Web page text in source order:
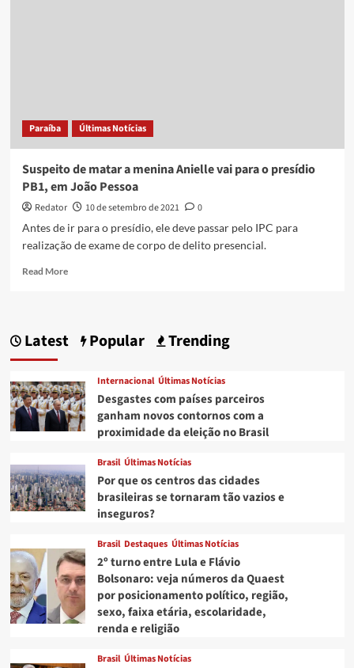
Paraíba Últimas Notícias
Suspeito de matar a menina Anielle vai para o presídio
PB1, em João Pessoa
Redator 10 de setembro de 2021
0
Antes de ir para o presídio, ele deve passar pelo IPC para
realização de exame de corpo de delito presencial.
Read MoreRead
matar
Anielle
vai
para
o
PB1,
em
João
Pessoa
Latest Popular Trending
Internacional Últimas Notícias
Desgastes com países parceiros
ganham novos contornos com a
proximidade da eleição no Brasil
Brasil Últimas Notícias
Por que os centros das cidades
brasileiras se tornaram tão vazios e
inseguros?
Brasil Destaques Últimas Notícias
2º turno entre Lula e Flávio
Bolsonaro: veja números da Quaest
por posicionamento político, região,
sexo, faixa etária, escolaridade,
renda e religião
Brasil Últimas Notícias